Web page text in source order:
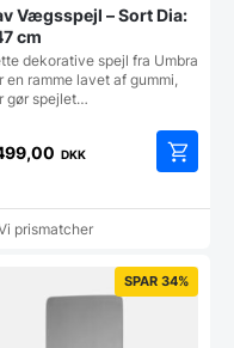
Vægsspejl – Sort Dia:
cm
dekorative spejl fra Umbra
en ramme lavet af gummi,
gør spejlet…
DKK
prismatcher
SPAR 34%